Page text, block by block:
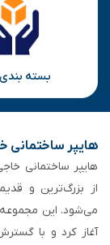
بسته
هایپر ساختمانی
از بزرگ‌ترین و
می‌شود. این مجموعه
آغاز کرد و با